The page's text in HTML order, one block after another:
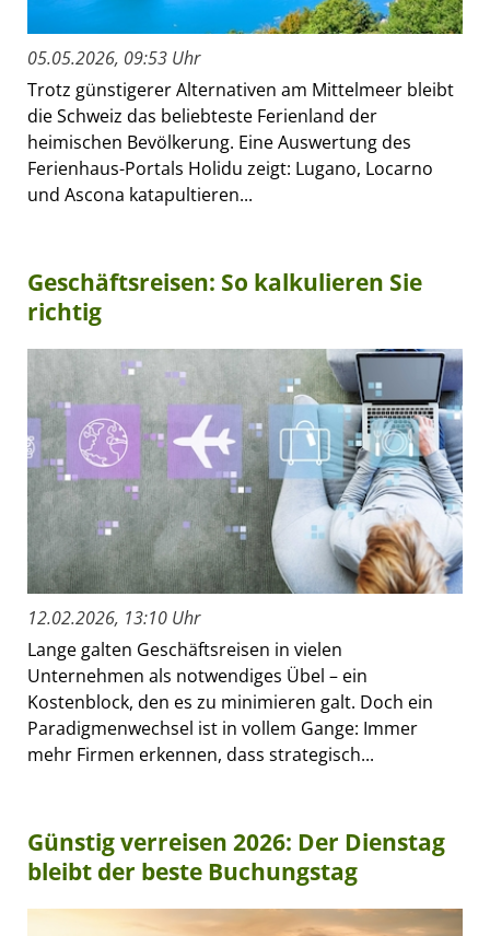
05.05.2026, 09:53 Uhr
Trotz günstigerer Alternativen am Mittelmeer bleibt
die Schweiz das beliebteste Ferienland der
heimischen Bevölkerung. Eine Auswertung des
Ferienhaus-Portals Holidu zeigt: Lugano, Locarno
und Ascona katapultieren...
Geschäftsreisen: So kalkulieren Sie
richtig
12.02.2026, 13:10 Uhr
Lange galten Geschäftsreisen in vielen
Unternehmen als notwendiges Übel – ein
Kostenblock, den es zu minimieren galt. Doch ein
Paradigmenwechsel ist in vollem Gange: Immer
mehr Firmen erkennen, dass strategisch...
Günstig verreisen 2026: Der Dienstag
bleibt der beste Buchungstag